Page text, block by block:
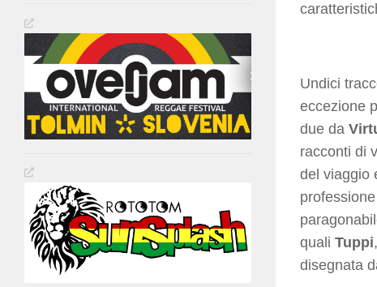
Undici
eccezione
due da
racconti di
del viaggio
quali Tuppi,
disegnata